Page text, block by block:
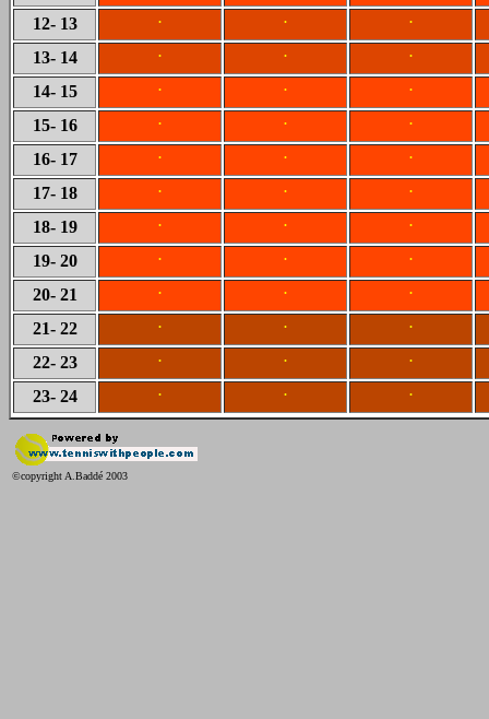
12- 13 . . .
13- 14 . . .
14- 15 . . .
15- 16 . . .
16- 17 . . .
17- 18 . . .
18- 19 . . .
19- 20 . . .
20- 21 . . .
21- 22 . . .
22- 23 . . .
23- 24 . . .
©copyright A.Baddé 2003